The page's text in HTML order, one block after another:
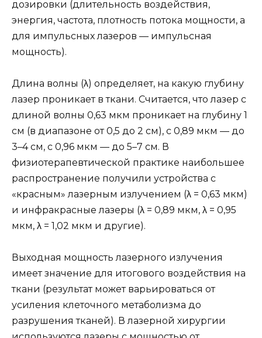
дозировки (длительность воздействия,
энергия, частота, плотность потока мощности, а
для импульсных лазеров — импульсная
мощность).
Длина волны (λ) определяет, на какую глубину
лазер проникает в ткани. Считается, что лазер с
длиной волны 0,63 мкм проникает на глубину 1
см (в диапазоне от 0,5 до 2 см), с 0,89 мкм — до
3–4 см, с 0,96 мкм — до 5–7 см. В
физиотерапевтической практике наибольшее
распространение получили устройства с
«красным» лазерным излучением (λ = 0,63 мкм)
и инфракрасные лазеры (λ = 0,89 мкм, λ = 0,95
мкм, λ = 1,02 мкм и другие).
Выходная мощность лазерного излучения
имеет значение для итогового воздействия на
ткани (результат может варьироваться от
усиления клеточного метаболизма до
разрушения тканей). В лазерной хирургии